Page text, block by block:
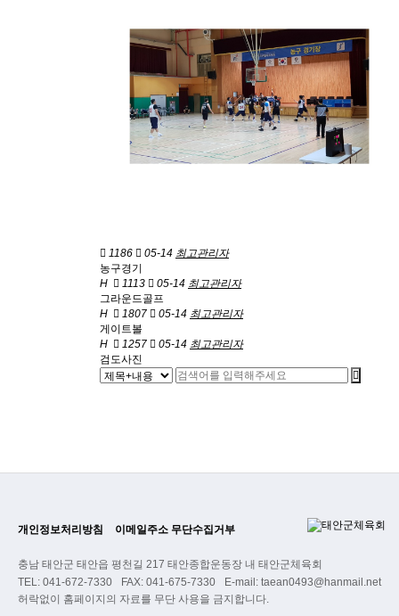
1186 05-14 최고관리자
농구경기
H
1113 05-14 최고관리자
그라운드골프
H
1807 05-14 최고관리자
게이트볼
H
1257 05-14 최고관리자
검도사진
개인정보처리방침 이메일주소 무단수집거부
충남 태안군 태안읍 평천길 217 태안종합운동장 내 태안군체육회
TEL: 041-672-7330
FAX: 041-675-7330
E-mail: taean0493@hanmail.net
허락없이 홈페이지의 자료를 무단 사용을 금지합니다.